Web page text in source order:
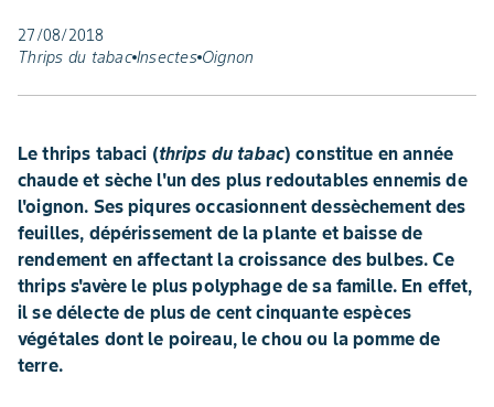
27/08/2018
Thrips du tabac Insectes Oignon
Le thrips tabaci (thrips du tabac) constitue en année
chaude et sèche l'un des plus redoutables ennemis de
l'oignon. Ses piqures occasionnent dessèchement des
feuilles, dépérissement de la plante et baisse de
rendement en affectant la croissance des bulbes. Ce
thrips s'avère le plus polyphage de sa famille. En effet,
il se délecte de plus de cent cinquante espèces
végétales dont le poireau, le chou ou la pomme de
terre.